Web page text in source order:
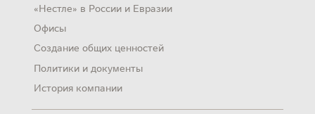
«Нестле» в России и Евразии
Офисы
Создание общих ценностей
Политики и документы
История компании